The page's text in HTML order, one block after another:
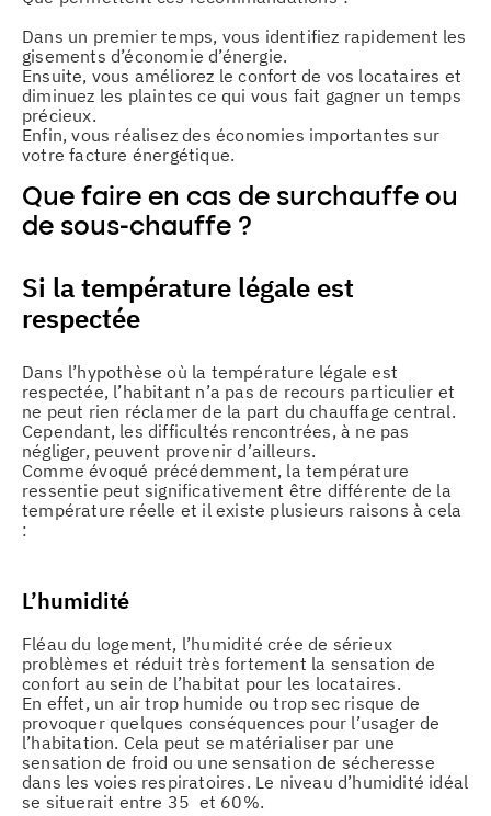
Dans un premier temps, vous identifiez rapidement les
gisements d’économie d’énergie.
Ensuite, vous améliorez le confort de vos locataires et
diminuez les plaintes ce qui vous fait gagner un temps
précieux.
Enfin, vous réalisez des économies importantes sur
votre facture énergétique.
Que faire en cas de surchauffe ou
de sous-chauffe ?
Si la température légale est
respectée
Dans l’hypothèse où la température légale est
respectée, l’habitant n’a pas de recours particulier et
ne peut rien réclamer de la part du chauffage central.
Cependant, les difficultés rencontrées, à ne pas
négliger, peuvent provenir d’ailleurs.
Comme évoqué précédemment, la température
ressentie peut significativement être différente de la
température réelle et il existe plusieurs raisons à cela
:
L’humidité
Fléau du logement, l’humidité crée de sérieux
problèmes et réduit très fortement la sensation de
confort au sein de l’habitat pour les locataires.
En effet, un air trop humide ou trop sec risque de
provoquer quelques conséquences pour l’usager de
l’habitation. Cela peut se matérialiser par une
sensation de froid ou une sensation de sécheresse
dans les voies respiratoires. Le niveau d’humidité idéal
se situerait entre 35 et 60%.